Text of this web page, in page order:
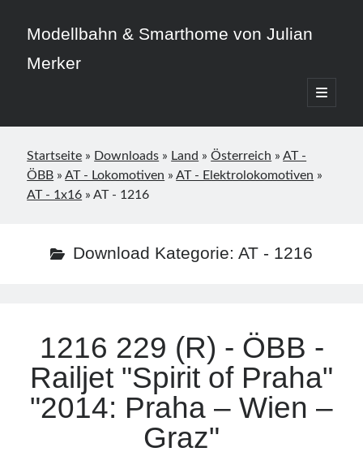
Modellbahn & Smarthome von Julian
Merker
open
primary
Sidebar
Beitragskategorien
Allgemein
Zertifikate
• Zabbix Certified Specialist 7.0
Zabbix Certified Specialist 5.0
Startseite » Downloads » Land »Österreich »AT -
ÖBB »AT - Lokomotiven »AT - Elektrolokomotiven »
AT - 1x16 »AT - 1216
Download Kategorie: AT - 1216
1216 229 (R) - ÖBB -
Railjet "Spirit of Praha"
"2014: Praha – Wien –
Graz"